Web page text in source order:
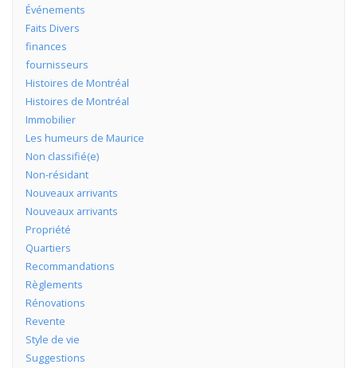
Événements
Faits Divers
finances
fournisseurs
Histoires de Montréal
Histoires de Montréal
Immobilier
Les humeurs de Maurice
Non classifié(e)
Non-résidant
Nouveaux arrivants
Nouveaux arrivants
Propriété
Quartiers
Recommandations
Règlements
Rénovations
Revente
Style de vie
Suggestions